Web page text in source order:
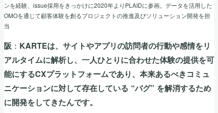
ンを経験、issue採用をきっかけに2020年よりPLAIDに参画。データを活用した
OMOを通じて顧客体験を創るプロジェクトの推進及びソリューション開発を担
当
阪 ： KARTEは、サイトやアプリの訪問者の行動や感情をリ
アルタイムに解析し、一人ひとりに合わせた体験の提供を可
能にするCXプラットフォームであり、本来あるべきコミュ
ニケーションに対して存在している “バグ” を解消するため
に開発をしてきたんです。